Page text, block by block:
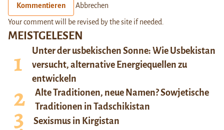
MEISTGELESEN
Unter der usbekischen Sonne: Wie Usbekistan
versucht, alternative Energiequellen zu
entwickeln
Alte Traditionen, neue Namen? Sowjetische
Traditionen in Tadschikistan
Sexismus in Kirgistan
Kommentieren Abbrechen
Your comment will be revised by the site if needed.